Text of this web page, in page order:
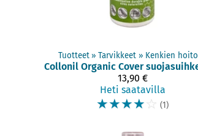
Tuotteet ‪» Tarvikkeet ‪» Kenkien hoito
Collonil
13,90 €
Heti saatavilla
☆☆☆☆☆ (1)